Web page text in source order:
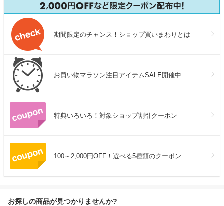
期間限定のチャンス！ショップ買いまわりとは
お買い物マラソン注目アイテムSALE開催中
特典いろいろ！対象ショップ割引クーポン
100～2,000円OFF！選べる5種類のクーポン
お探しの商品が見つかりませんか?